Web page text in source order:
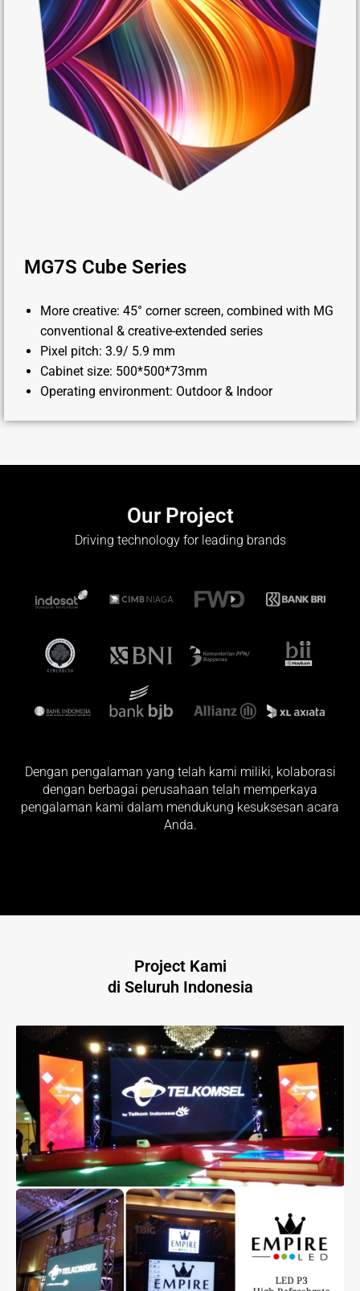
MG7S Cube Series
More creative: 45° corner screen, combined with MG
conventional & creative-extended series
Pixel pitch: 3.9/ 5.9 mm
Cabinet size: 500*500*73mm
Operating environment: Outdoor & Indoor
Our Project
Driving technology for leading brands
Dengan pengalaman yang telah kami miliki, kolaborasi
dengan berbagai perusahaan telah memperkaya
pengalaman kami dalam mendukung kesuksesan acara
Anda.
Project Kami
di Seluruh Indonesia